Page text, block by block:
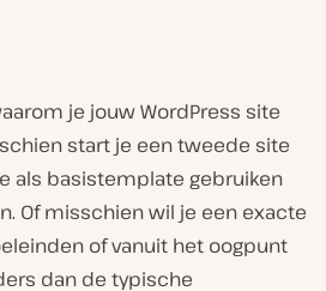
je jouw WordPress site
start je een tweede site
als basistemplate gebruiken
Of misschien wil je een exacte
of vanuit het oogpunt
dan de typische